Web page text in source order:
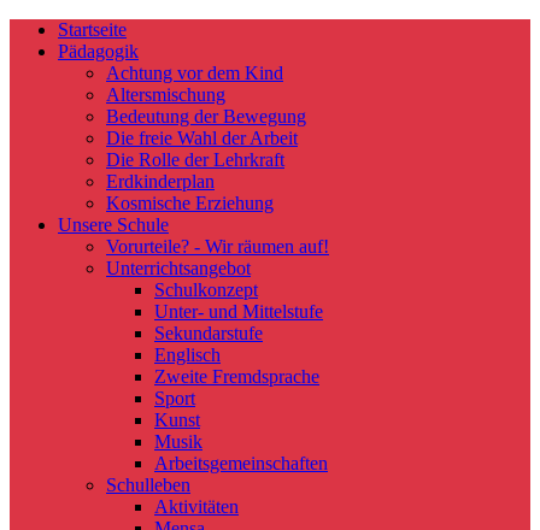
Startseite
Pädagogik
Achtung vor dem Kind
Altersmischung
Bedeutung der Bewegung
Die freie Wahl der Arbeit
Die Rolle der Lehrkraft
Erdkinderplan
Kosmische Erziehung
Unsere Schule
Vorurteile? - Wir räumen auf!
Unterrichtsangebot
Schulkonzept
Unter- und Mittelstufe
Sekundarstufe
Englisch
Zweite Fremdsprache
Sport
Kunst
Musik
Arbeitsgemeinschaften
Schulleben
Aktivitäten